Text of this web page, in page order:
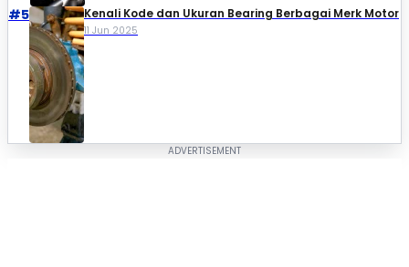
#5 Kenali Kode dan Ukuran Bearing Berbagai Merk Motor
11 Jun 2025